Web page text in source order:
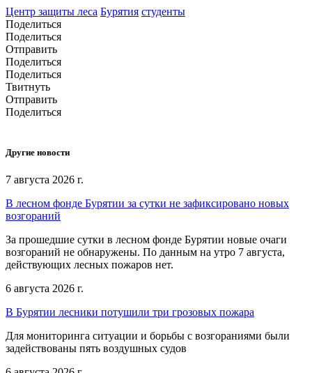
Центр защиты леса Бурятия студенты
Поделиться
Поделиться
Отправить
Поделиться
Поделиться
Твитнуть
Отправить
Поделиться
Другие новости
7 августа 2026 г.
В лесном фонде Бурятии за сутки не зафиксировано новых
возгораний
За прошедшие сутки в лесном фонде Бурятии новые очаги
возгораний не обнаружены. По данным на утро 7 августа,
действующих лесных пожаров нет.
6 августа 2026 г.
В Бурятии лесники потушили три грозовых пожара
Для мониторинга ситуации и борьбы с возгораниями были
задействованы пять воздушных судов